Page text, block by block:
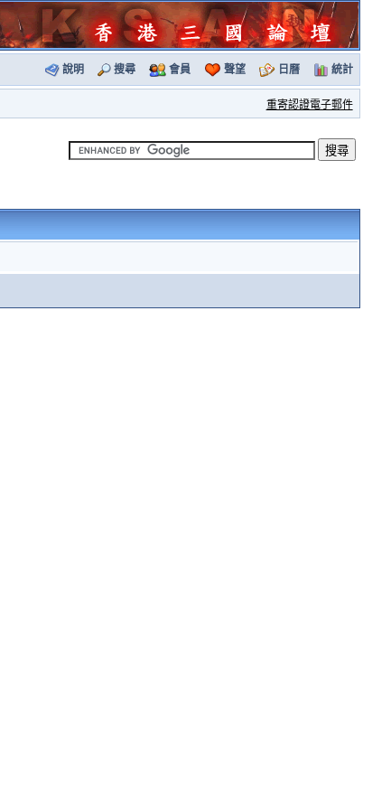
說明 搜尋 會員 聲望 日曆 統計
重寄認證電子郵件